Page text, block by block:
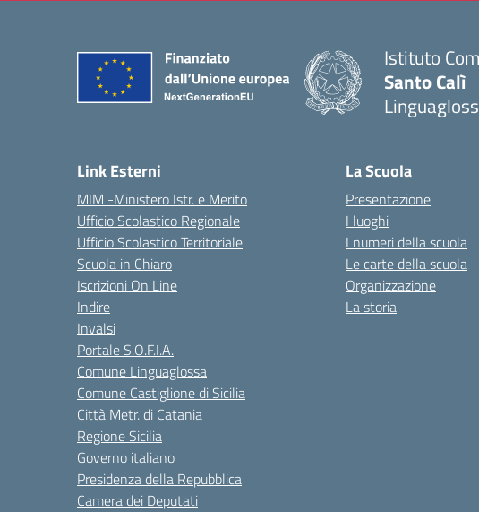
Istituto
Santo Calì
Link Esterni
MIM -Ministero Istr. e Merito
Ufficio Scolastico Regionale
Ufficio Scolastico Territoriale
Scuola in Chiaro
Iscrizioni On Line
Indire
Invalsi
Portale S.O.F.I.A.
Comune Linguaglossa
Comune Castiglione di Sicilia
Città Metr. di Catania
Regione Sicilia
Governo italiano
Presidenza della Repubblica
Camera dei Deputati
La Scuola
Presentazione
I luoghi
I numeri della scuola
Le carte della scuola
Organizzazione
La storia